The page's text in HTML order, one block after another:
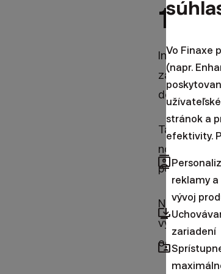
1.
Inými
zarobíte,
desatinu
Táto
no zároveň
podobnú
Najlepšie
výplaty.
od
Vo Finaxe
(napr.
stránok a
efektivity.
contacts
reklamy
vývoj
browser_updated
zariadení
folder_shared